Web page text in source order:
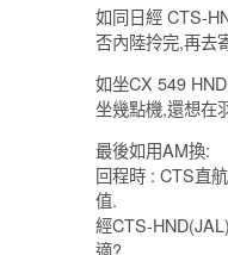
如同日經 CTS-
否內陸拎完,再去
如坐CX 549
坐幾點機,還想在
最後如用AM換:
回程時 : CTS直
值.
經CTS-